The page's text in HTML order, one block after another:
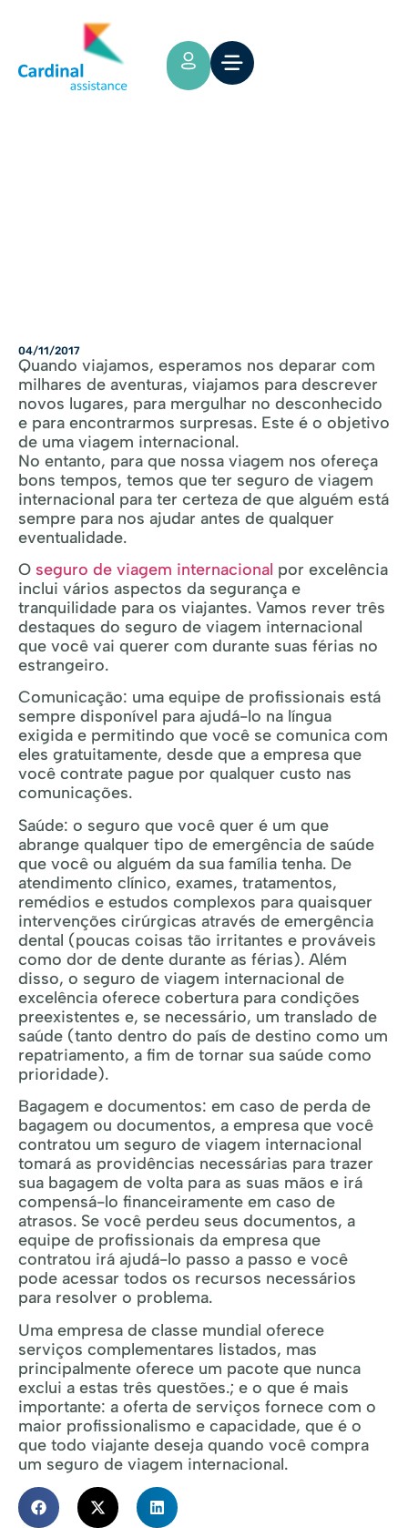
04/11/2017
Quando viajamos, esperamos nos deparar com
milhares de aventuras, viajamos para descrever
novos lugares, para mergulhar no desconhecido
e para encontrarmos surpresas. Este é o objetivo
de uma viagem internacional.
No entanto, para que nossa viagem nos ofereça
bons tempos, temos que ter seguro de viagem
internacional para ter certeza de que alguém está
sempre para nos ajudar antes de qualquer
eventualidade.
O seguro de viagem internacional por excelência
inclui vários aspectos da segurança e
tranquilidade para os viajantes. Vamos rever três
destaques do seguro de viagem internacional
que você vai querer com durante suas férias no
estrangeiro.
Comunicação: uma equipe de profissionais está
sempre disponível para ajudá-lo na língua
exigida e permitindo que você se comunica com
eles gratuitamente, desde que a empresa que
você contrate pague por qualquer custo nas
comunicações.
Saúde: o seguro que você quer é um que
abrange qualquer tipo de emergência de saúde
que você ou alguém da sua família tenha. De
atendimento clínico, exames, tratamentos,
remédios e estudos complexos para quaisquer
intervenções cirúrgicas através de emergência
dental (poucas coisas tão irritantes e prováveis
como dor de dente durante as férias). Além
disso, o seguro de viagem internacional de
excelência oferece cobertura para condições
preexistentes e, se necessário, um translado de
saúde (tanto dentro do país de destino como um
repatriamento, a fim de tornar sua saúde como
prioridade).
Bagagem e documentos: em caso de perda de
bagagem ou documentos, a empresa que você
contratou um seguro de viagem internacional
tomará as providências necessárias para trazer
sua bagagem de volta para as suas mãos e irá
compensá-lo financeiramente em caso de
atrasos. Se você perdeu seus documentos, a
equipe de profissionais da empresa que
contratou irá ajudá-lo passo a passo e você
pode acessar todos os recursos necessários
para resolver o problema.
Uma empresa de classe mundial oferece
serviços complementares listados, mas
principalmente oferece um pacote que nunca
exclui a estas três questões.; e o que é mais
importante: a oferta de serviços fornece com o
maior profissionalismo e capacidade, que é o
que todo viajante deseja quando você compra
um seguro de viagem internacional.